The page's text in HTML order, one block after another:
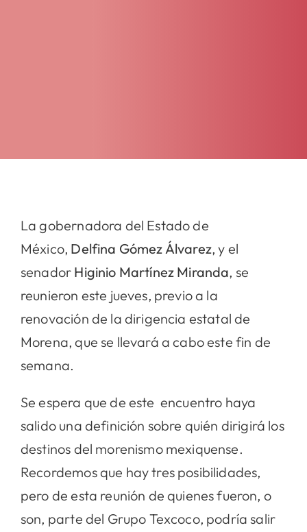
La gobernadora del Estado de
México, Delfina Gómez Álvarez, y el
senador Higinio Martínez Miranda, se
reunieron este jueves, previo a la
renovación de la dirigencia estatal de
Morena, que se llevará a cabo este fin de
semana.
Se espera que de este encuentro haya
salido una definición sobre quién dirigirá los
destinos del morenismo mexiquense.
Recordemos que hay tres posibilidades,
pero de esta reunión de quienes fueron, o
son, parte del Grupo Texcoco, podría salir